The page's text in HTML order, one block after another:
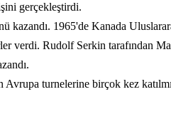
gerçekleştirdi.
kazandı. 1965'de Kanada
verdi. Rudolf Serkin tarafından
Avrupa turnelerine birçok kez